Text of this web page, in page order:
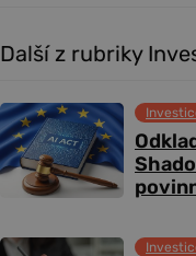
Další z rubriky